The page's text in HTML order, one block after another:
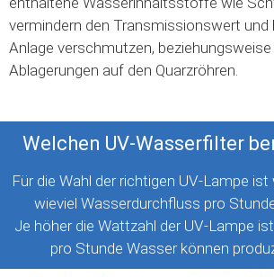
vermindern den Transmissionswert und
Anlage verschmutzen,
Ablagerungen auf den Quarzröhren.
Welchen UV-Wasserfilter
Für die Wahl der richtigen UV-Lampe
wieviel Wasserdurchfluss pro
Je höher die Wattzahl der UV-Lampe
pro Stunde Wasser können